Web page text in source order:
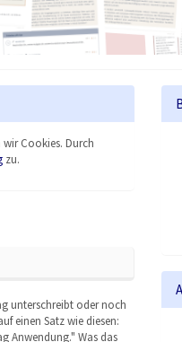
wir Cookies. Durch
zu.
unterschreibt oder noch
einen Satz wie diesen:
Anwendung." Was das